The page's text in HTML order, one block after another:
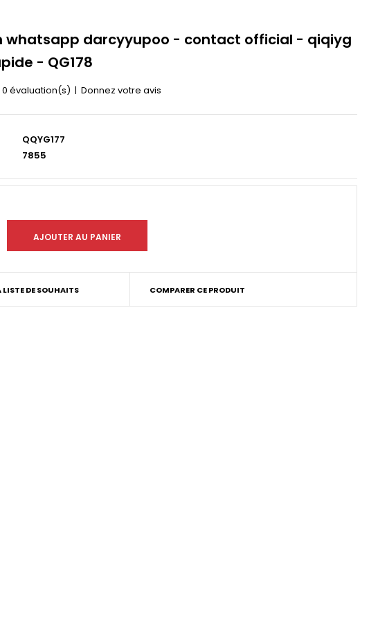
whatsapp darcyyupoo - contact official - qiqiyg
- QG178
0 évaluation(s) | Donnez votre avis
QQYG177
7855
DE SOUHAITS COMPARER CE PRODUIT